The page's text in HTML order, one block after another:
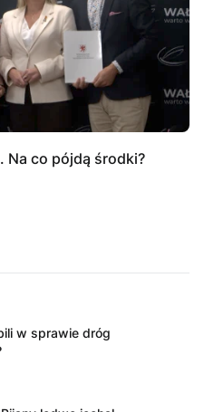
Na co pójdą środki?
w sprawie dróg